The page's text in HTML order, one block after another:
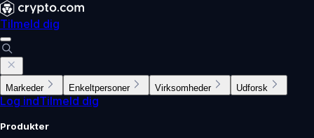
Tilmeld dig
Markeder Enkeltpersoner Virksomheder Udforsk
Log indTilmeld dig
Produkter